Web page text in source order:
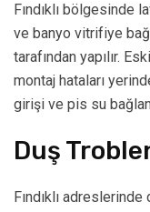
Fındıklı bölgesinde
ve banyo vitrifiye
tarafından yapılır.
montaj hataları
girişi ve pis su
Duş
Fındıklı